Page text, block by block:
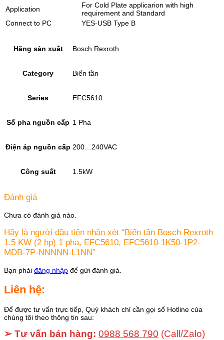
Application
For Cold Plate applicarion with high
requirement and Standard
Connect to PC
YES-USB Type B
Hãng sản xuất Bosch Rexroth
Category Biến tần
Series EFC5610
Số pha nguồn cấp 1 Pha
Điện áp nguồn cấp 200…240VAC
Công suất 1.5kW
Đánh giá
Chưa có đánh giá nào.
Hãy là người đầu tiên nhận xét “Biến tần Bosch Rexroth
1.5 KW (2 hp) 1 pha, EFC5610, EFC5610-1K50-1P2-
MDB-7P-NNNNN-L1NN”
Bạn phải đăng nhập để gửi đánh giá.
Liên hệ:
Để được tư vấn trực tiếp, Quý khách chỉ cần gọi số Hotline của
chúng tôi theo thông tin sau:
➢ Tư vấn bán hàng: 0988 568 790 (Call/Zalo)